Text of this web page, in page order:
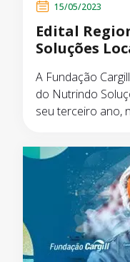
15/05/2023
Edital
Soluções
A Fundação
do Nutrindo
seu terceiro ano,